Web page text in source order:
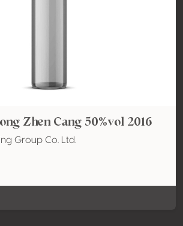
Zhen Cang 50%vol 2016
Group Co. Ltd.